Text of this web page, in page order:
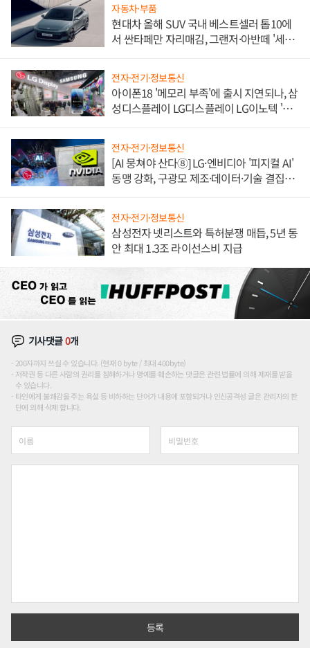
자동차·부품
현대차 올해 SUV 국내 베스트셀러 톱10에
서 싼타페만 자리매김, 그랜저·아반떼 '세단
전자·전기·정보통신
아이폰18 '메모리 부족'에 출시 지연되나, 삼
성디스플레이 LG디스플레이 LG이노텍 '탈
전자·전기·정보통신
[AI 뭉쳐야 산다⑧] LG·엔비디아 '피지컬 AI'
동맹 강화, 구광모 제조·데이터·기술 결집
전자·전기·정보통신
삼성전자 넷리스트와 특허분쟁 매듭, 5년 동
안 최대 1.3조 라이선스비 지급
기사댓글0개
200자까지 쓰실 수 있습니다. (현재 0 byte / 최대 400byte)
저작권 등 다른 사람의 권리를 침해하거나 명예를 훼손하는 댓글은 관련 법률에 의해 제재를 받을
수 있습니다.
타인에게 불쾌감을 주는 욕설 등 비하하는 단어가 내용에 포함되거나 인신공격성 글은 관리자의 판
단에 의해 삭제 합니다.